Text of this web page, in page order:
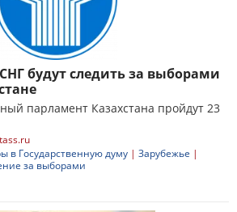
будут следить за выборами
парламент Казахстана пройдут 23
tass.ru
в Государственную думу | Зарубежье |
за выборами